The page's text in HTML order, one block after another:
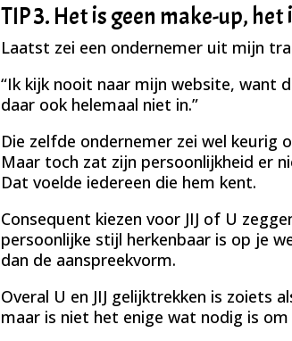
TIP 3. Het is geen make-up,
Laatst zei een ondernemer uit mijn
“Ik kijk nooit naar mijn website, want
daar ook helemaal niet in.”
Die zelfde ondernemer zei wel keurig
Maar toch zat zijn persoonlijkheid er
Dat voelde iedereen die hem kent.
Consequent kiezen voor JIJ of U
persoonlijke stijl herkenbaar is op je
dan de aanspreekvorm.
Overal U en JIJ gelijktrekken is zoiets
maar is niet het enige wat nodig is